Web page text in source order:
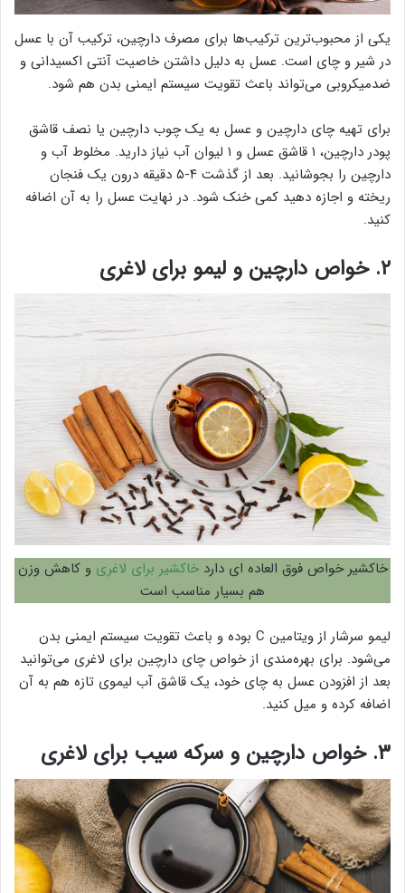
یکی از محبوب‌ترین ترکیب‌ها برای مصرف دارچین، ترکیب آن با عسل
در شیر و چای است. عسل به دلیل داشتن خاصیت آنتی اکسیدانی و
ضدمیکروبی می‌تواند باعث تقویت سیستم ایمنی بدن هم شود.
برای تهیه چای دارچین و عسل به یک چوب دارچین یا نصف قاشق
پودر دارچین، ۱ قاشق عسل و ۱ لیوان آب نیاز دارید. مخلوط آب و
دارچین را بجوشانید. بعد از گذشت ۴-۵ دقیقه درون یک فنجان
ریخته و اجازه دهید کمی خنک شود. در نهایت عسل را به آن اضافه
کنید.
۲. خواص دارچین و لیمو برای لاغری
خاکشیر خواص فوق العاده ای داردخاکشیر برای لاغری و کاهش وزن
هم بسیار مناسب است
لیمو سرشار از ویتامین C بوده و باعث تقویت سیستم ایمنی بدن
می‌شود. برای بهره‌مندی از خواص چای دارچین برای لاغری می‌توانید
بعد از افزودن عسل به چای خود، یک قاشق آب لیموی تازه هم به آن
اضافه کرده و میل کنید.
۳. خواص دارچین و سرکه سیب برای لاغری